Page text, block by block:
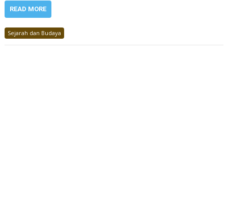
READ MORE
Sejarah dan Budaya